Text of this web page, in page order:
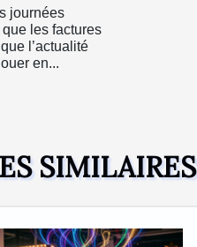
journées
les factures
l’actualité
en...
SIMILAIRES